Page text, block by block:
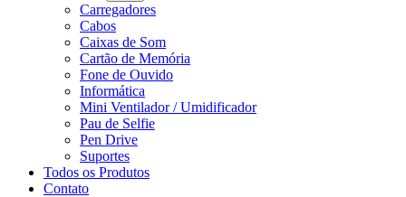
Carregadores
Cabos
Caixas de Som
Cartão de Memória
Fone de Ouvido
Informática
Mini Ventilador / Umidificador
Pau de Selfie
Pen Drive
Suportes
Todos os Produtos
Contato